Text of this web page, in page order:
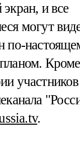
и все
могут
по-
Кроме
участников
.